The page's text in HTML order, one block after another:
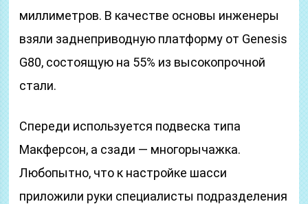
миллиметров. В качестве основы инженеры
взяли заднеприводную платформу от Genesis
G80, состоящую на 55% из высокопрочной
стали.
Спереди используется подвеска типа
Макферсон, а сзади — многорычажка.
Любопытно, что к настройке шасси
приложили руки специалисты подразделения